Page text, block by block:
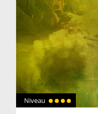
Inloggen
Niveau